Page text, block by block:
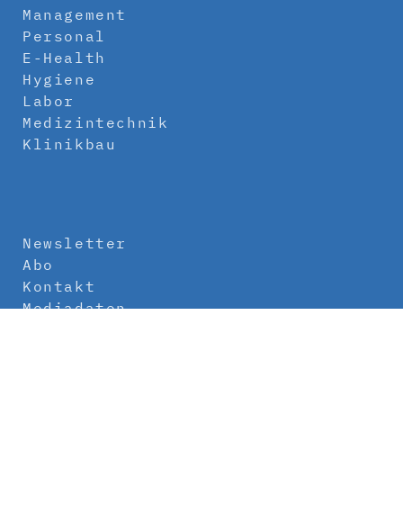
Management
Personal
E-Health
Hygiene
Labor
Medizintechnik
Klinikbau
Newsletter
Abo
Kontakt
Mediadaten